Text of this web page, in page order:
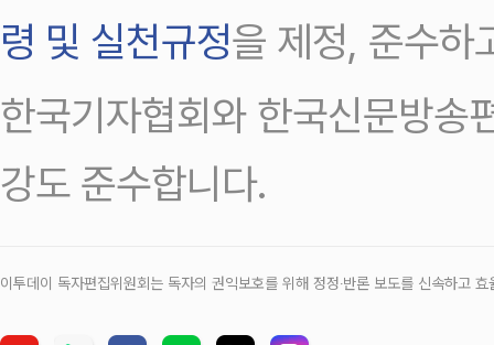
령 및 실천규정을 제정, 준수하
한국기자협회와 한국신문방송
강도 준수합니다.
이투데이 독자편집위원회는 독자의 권익보호를 위해 정정‧반론 보도를 신속하고